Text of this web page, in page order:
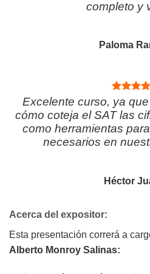
completo y
Paloma
Excelente curso, ya
cómo coteja el SAT las
como herramientas
necesarios en
Héctor
Acerca del expositor:
Esta presentación correrá a
Alberto Monroy Salinas: